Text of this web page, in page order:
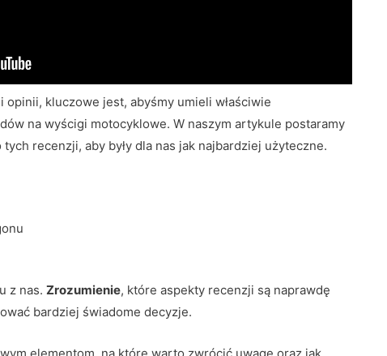
opinii, kluczowe jest, abyśmy umieli właściwie
na wyścigi motocyklowe. W naszym artykule postaramy
recenzji, aby były dla nas jak najbardziej użyteczne.
z nas.Zrozumienie, które aspekty recenzji są naprawdę
bardziej świadome decyzje.